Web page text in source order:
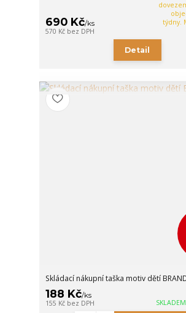
690 Kč/ks
570 Kč bez DPH
týdny.
Detail
Skládací nákupní taška motiv dětí
188 Kč/ks
155 Kč bez DPH